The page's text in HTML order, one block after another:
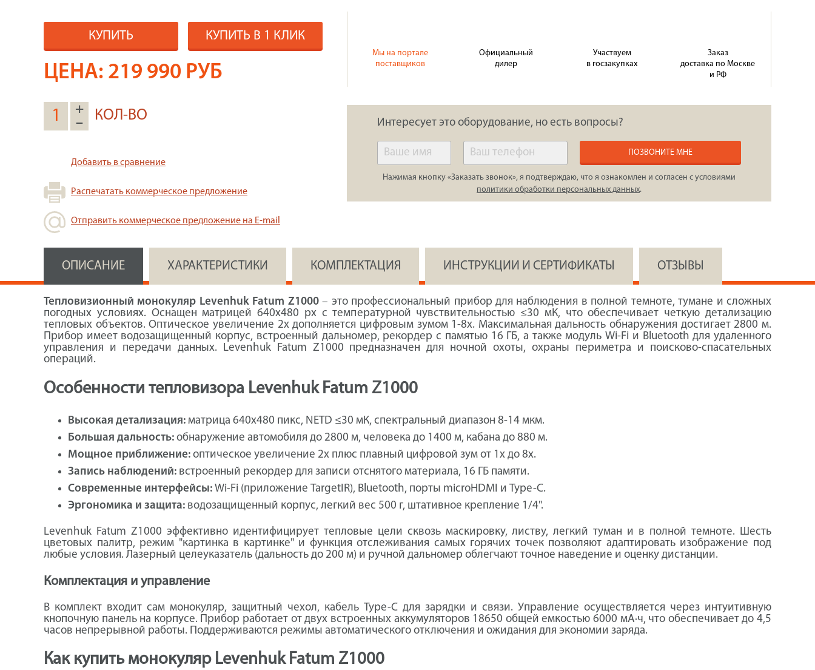
КУПИТЬ КУПИТЬ В 1 КЛИК
ЦЕНА: 219 990 РУБ
+
–
КОЛ-ВО
Добавить в сравнение
Распечатать коммерческое предложение
Отправить коммерческое предложение на E-mail
Мы на портале
поставщиков
Официальный
дилер
Участвуем
в госзакупках
Заказ
доставка по Москве
и РФ
Интересует это оборудование, но есть вопросы?
ПОЗВОНИТЕ МНЕ
Нажимая кнопку «Заказать звонок», я подтверждаю, что я ознакомлен и согласен с условиями
политики обработки персональных данных.
ОПИСАНИЕ ХАРАКТЕРИСТИКИ КОМПЛЕКТАЦИЯ ИНСТРУКЦИИ И СЕРТИФИКАТЫ ОТЗЫВЫ
Тепловизионный монокуляр Levenhuk Fatum Z1000– это профессиональный прибор для наблюдения в полной темноте, тумане и сложных
погодных условиях. Оснащен матрицей 640x480 px с температурной чувствительностью ≤30 мК, что обеспечивает четкую детализацию
тепловых объектов. Оптическое увеличение 2x дополняется цифровым зумом 1-8x. Максимальная дальность обнаружения достигает 2800 м.
Прибор имеет водозащищенный корпус, встроенный дальномер, рекордер с памятью 16 ГБ, а также модуль Wi-Fi и Bluetooth для удаленного
управления и передачи данных. Levenhuk Fatum Z1000 предназначен для ночной охоты, охраны периметра и поисково-спасательных
операций.
Особенности тепловизора Levenhuk Fatum Z1000
Высокая детализация: матрица 640x480 пикс, NETD ≤30 мК, спектральный диапазон 8-14 мкм.
Большая дальность: обнаружение автомобиля до 2800 м, человека до 1400 м, кабана до 880 м.
Мощное приближение: оптическое увеличение 2x плюс плавный цифровой зум от 1x до 8x.
Запись наблюдений: встроенный рекордер для записи отснятого материала, 16 ГБ памяти.
Современные интерфейсы: Wi-Fi (приложение TargetIR), Bluetooth, порты microHDMI и Type-C.
Эргономика и защита: водозащищенный корпус, легкий вес 500 г, штативное крепление 1/4".
Levenhuk Fatum Z1000 эффективно идентифицирует тепловые цели сквозь маскировку, листву, легкий туман и в полной темноте. Шесть
цветовых палитр, режим "картинка в картинке" и функция отслеживания самых горячих точек позволяют адаптировать изображение под
любые условия. Лазерный целеуказатель (дальность до 200 м) и ручной дальномер облегчают точное наведение и оценку дистанции.
Комплектация и управление
В комплект входит сам монокуляр, защитный чехол, кабель Type-C для зарядки и связи. Управление осуществляется через интуитивную
кнопочную панель на корпусе. Прибор работает от двух встроенных аккумуляторов 18650 общей емкостью 6000 мА·ч, что обеспечивает до 4,5
часов непрерывной работы. Поддерживаются режимы автоматического отключения и ожидания для экономии заряда.
Как купить монокуляр Levenhuk Fatum Z1000